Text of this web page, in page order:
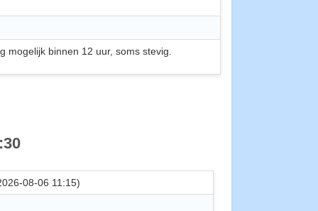
mogelijk binnen 12 uur, soms stevig.
08-06 11:15)